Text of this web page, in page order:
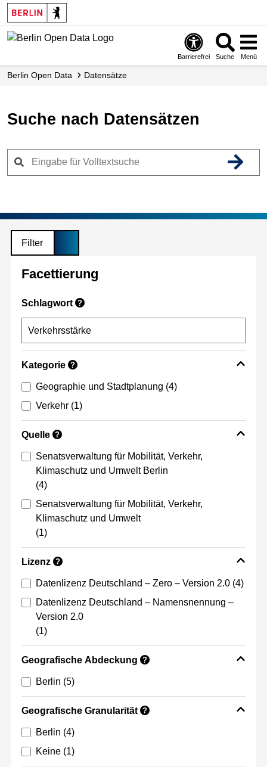
Skip
to
main
Barrierefrei Suche Menü
Berlin Open Data Datensätze
Suche nach Datensätzen
Filter
Facettierung
Schlagwort ?
Kategorie ?
Geographie und Stadtplanung (4)
Verkehr (1)
Quelle ?
Senatsverwaltung für Mobilität, Verkehr,
Klimaschutz und Umwelt Berlin
(4)
Senatsverwaltung für Mobilität, Verkehr,
Klimaschutz und Umwelt
(1)
Lizenz ?
Datenlizenz Deutschland – Zero – Version 2.0 (4)
Datenlizenz Deutschland – Namensnennung –
Version 2.0
(1)
Geografische Abdeckung ?
Berlin (5)
Geografische Granularität ?
Berlin (4)
Keine (1)